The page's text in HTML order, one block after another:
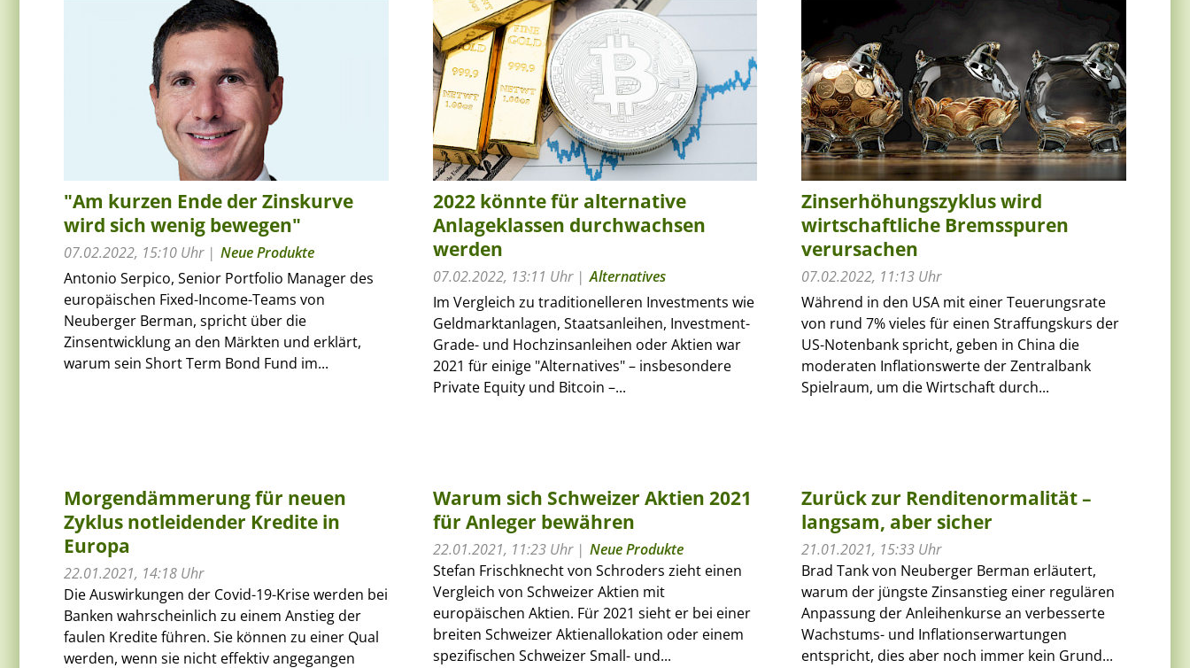
"Am kurzen Ende der Zinskurve
wird sich wenig bewegen"
07.02.2022, 15:10 Uhr
Neue Produkte
Antonio Serpico, Senior Portfolio Manager des
europäischen Fixed-Income-Teams von
Neuberger Berman, spricht über die
Zinsentwicklung an den Märkten und erklärt,
warum sein Short Term Bond Fund im...
2022 könnte für alternative
Anlageklassen durchwachsen
werden
07.02.2022, 13:11 Uhr
Alternatives
Im Vergleich zu traditionelleren Investments wie
Geldmarktanlagen, Staatsanleihen, Investment-
Grade- und Hochzinsanleihen oder Aktien war
2021 für einige "Alternatives" – insbesondere
Private Equity und Bitcoin –...
Zinserhöhungszyklus wird
wirtschaftliche Bremsspuren
verursachen
07.02.2022, 11:13 Uhr
Während in den USA mit einer Teuerungsrate
von rund 7% vieles für einen Straffungskurs der
US-Notenbank spricht, geben in China die
moderaten Inflationswerte der Zentralbank
Spielraum, um die Wirtschaft durch...
Morgendämmerung für neuen
Zyklus notleidender Kredite in
Europa
22.01.2021, 14:18 Uhr
Die Auswirkungen der Covid-19-Krise werden bei
Banken wahrscheinlich zu einem Anstieg der
faulen Kredite führen. Sie können zu einer Qual
werden, wenn sie nicht effektiv angegangen
Warum sich Schweizer Aktien 2021
für Anleger bewähren
22.01.2021, 11:23 Uhr
Neue Produkte
Stefan Frischknecht von Schroders zieht einen
Vergleich von Schweizer Aktien mit
europäischen Aktien. Für 2021 sieht er bei einer
breiten Schweizer Aktienallokation oder einem
spezifischen Schweizer Small- und...
Zurück zur Renditenormalität –
langsam, aber sicher
21.01.2021, 15:33 Uhr
Brad Tank von Neuberger Berman erläutert,
warum der jüngste Zinsanstieg einer regulären
Anpassung der Anleihenkurse an verbesserte
Wachstums- und Inflationserwartungen
entspricht, dies aber noch immer kein Grund...